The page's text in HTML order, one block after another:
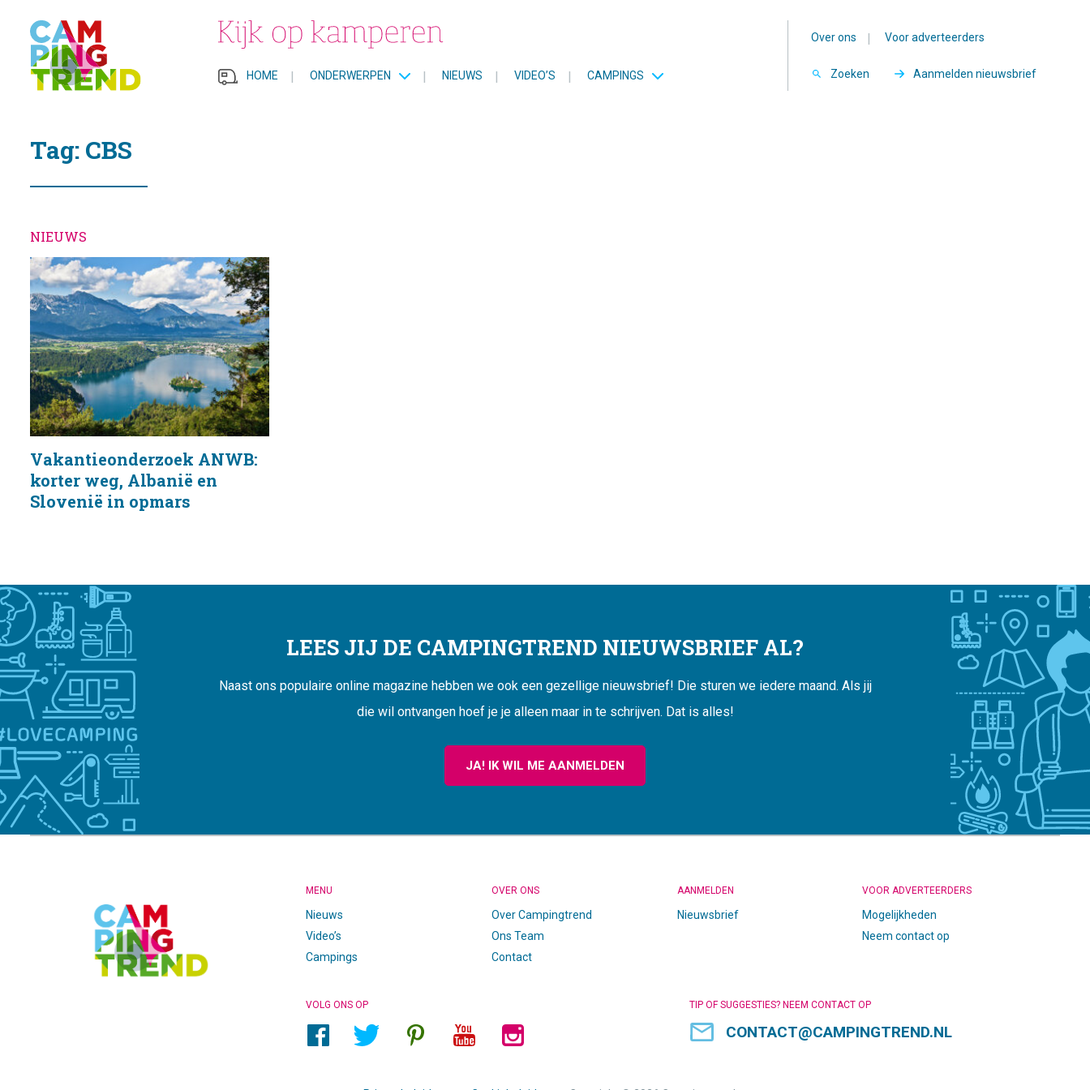
HOME | ONDERWERPEN | NIEUWS | VIDEO’S | CAMPINGS
Over ons | Voor adverteerders
Zoeken Aanmelden nieuwsbrief
Tag: CBS
NIEUWS
Vakantieonderzoek ANWB:
korter weg, Albanië en
Slovenië in opmars
LEES JIJ DE CAMPINGTREND NIEUWSBRIEF AL?
Naast ons populaire online magazine hebben we ook een gezellige nieuwsbrief! Die sturen we iedere maand. Als jij
die wil ontvangen hoef je je alleen maar in te schrijven. Dat is alles!
JA! IK WIL ME AANMELDEN
MENU
Nieuws
Video’s
Campings
OVER ONS
Over Campingtrend
Ons Team
Contact
AANMELDEN
Nieuwsbrief
VOOR ADVERTEERDERS
Mogelijkheden
Neem contact op
VOLG ONS OP TIP OF SUGGESTIES? NEEM CONTACT OP
CONTACT@CAMPINGTREND.NL